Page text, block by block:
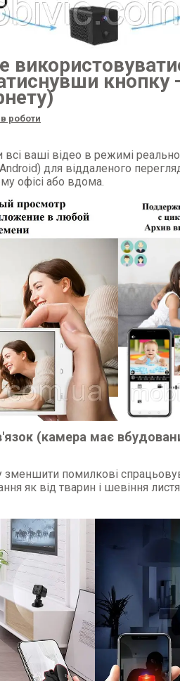
роботи
ваші відео в режимі
для віддаленого
офісі або вдома.
(камера має
зменшити помилкові
як від тварин і шевіння